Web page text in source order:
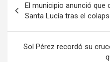
o
k
p
p
m
de
entradas
El municipio anunció que
Santa Lucía tras el
Sol Pérez recordó su